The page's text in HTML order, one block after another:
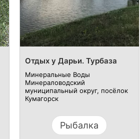
Отдых у Дарьи. Турбаза
Минеральные Воды
Минераловодский
муниципальный округ, посёлок
Кумагорск
Рыбалка